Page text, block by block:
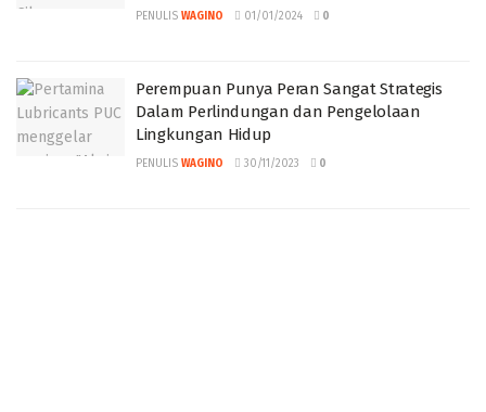
PENULIS WAGINO 01/01/2024 0
Perempuan Punya Peran Sangat Strategis
Dalam Perlindungan dan Pengelolaan
Lingkungan Hidup
PENULIS WAGINO 30/11/2023 0